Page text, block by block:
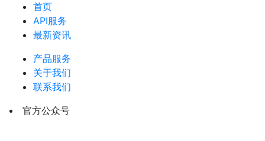
首页
API服务
最新资讯
产品服务
关于我们
联系我们
官方公众号